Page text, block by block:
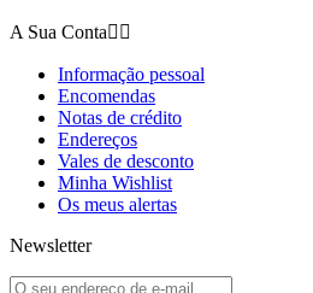
A Sua Conta 
Informação pessoal
Encomendas
Notas de crédito
Endereços
Vales de desconto
Minha Wishlist
Os meus alertas
Newsletter